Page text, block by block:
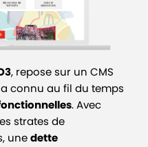
, repose sur un CMS
connu au fil du temps
. Avec
strates de
unedette